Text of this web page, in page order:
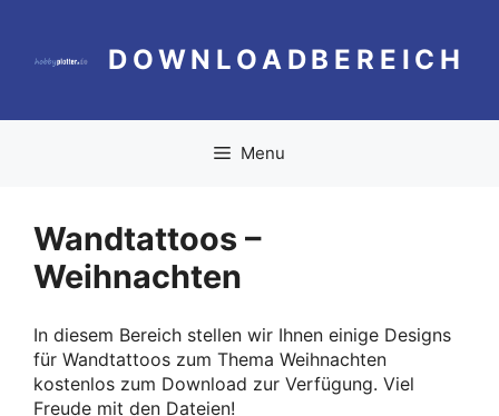
springen
DOWNLOADBEREICH
Menu
Wandtattoos –
Weihnachten
In diesem Bereich stellen wir Ihnen einige Designs
für Wandtattoos zum Thema Weihnachten
kostenlos zum Download zur Verfügung. Viel
Freude mit den Dateien!